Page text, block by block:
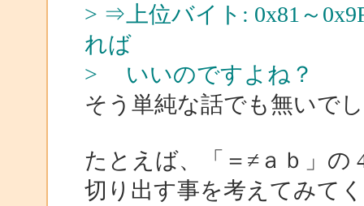
> ⇒上位バイト: 0x81～
れば
> いいのですよね？
そう単純な話でも無いで
たとえば、「＝≠ａｂ」の
切り出す事を考えてみて